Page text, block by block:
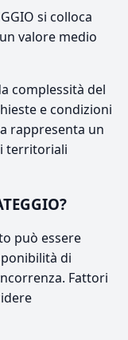
si colloca
valore medio
complessità del
e condizioni
rappresenta un
territoriali
può essere
di
Fattori